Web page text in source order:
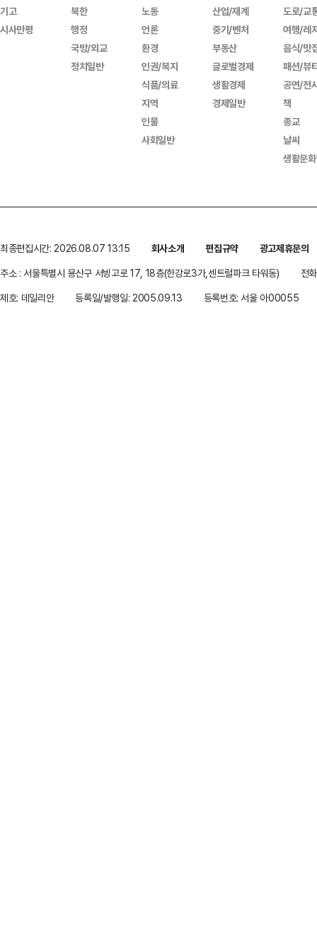
기고
시사만평
북한
행정
국방/외교
정치일반
노동
언론
환경
인권/복지
식품/의료
지역
인물
사회일반
산업/재계
중기/벤처
부동산
글로벌경제
생활경제
경제일반
도로/교
여행/레
음식/맛
패션/뷰
공연/전
책
종교
날씨
생활문
최종편집시간: 2026.08.07 13:15 회사소개 편집규약
광고제휴문의
주소 : 서울특별시 용산구 서빙고로 17, 18층(한강로3가,센트럴파크 타워동)
전
제호: 데일리안
등록일/발행일: 2005.09.13 등록번호: 서울 아00055